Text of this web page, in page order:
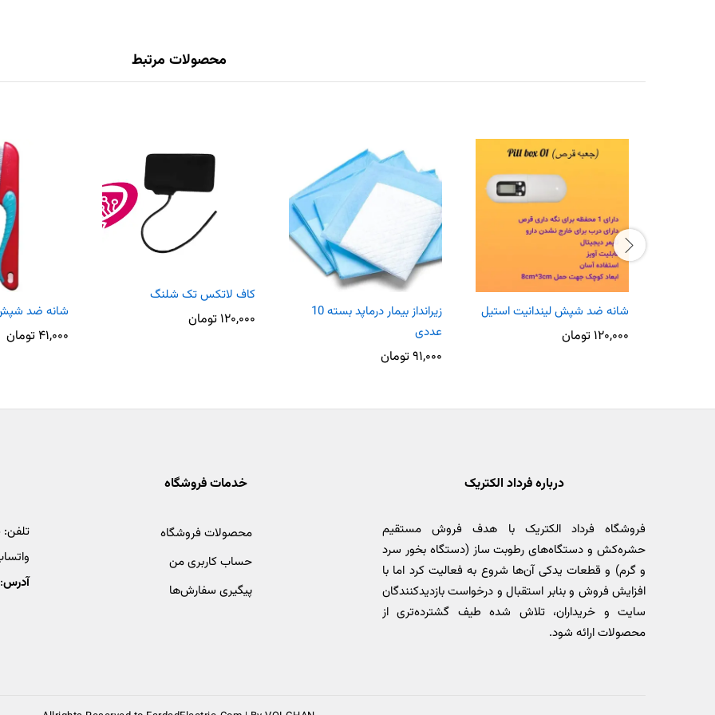
محصولات مرتبط
شانه ضد شپش لیندانیت استیل
۱۲۰,۰۰۰ تومان
زیرانداز بیمار درماپد بسته 10
عددی
۹۱,۰۰۰تومان
کاف لاتکس تک شلنگ
۱۲۰,۰۰۰ تومان شانه ضد
۴۱,۰۰۰ تومان
درباره فرداد الکتریک
فروشگاه فرداد الکتریک با هدف فروش مستقیم
حشره‌کش و دستگاه‌های رطوبت ساز (دستگاه بخور سرد
و گرم) و قطعات یدکی آن‌ها شروع به فعالیت کرد اما با
افزایش فروش و بنابر استقبال و درخواست بازدیدکنندگان
سایت و خریداران، تلاش شده طیف گشترده‌تری از
محصولات ارائه شود.
خدمات فروشگاه
محصولات فروشگاه
حساب کاربری من
پیگیری سفارش‌ها
تلفن:
آدرس